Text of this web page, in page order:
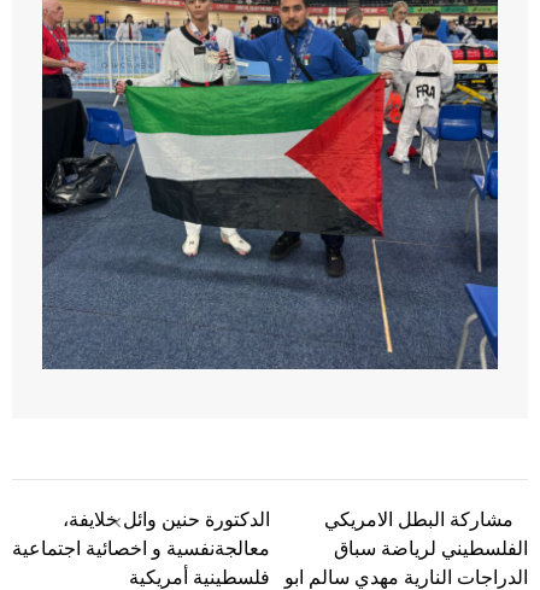
تصفّح المقالات
الدكتورة حنين وائل خلايفة،
معالجةنفسية و اخصائية اجتماعية
فلسطينية أمريكية
مشاركة البطل الامريكي
الفلسطيني لرياضة سباق
الدراجات النارية مهدي سالم ابو